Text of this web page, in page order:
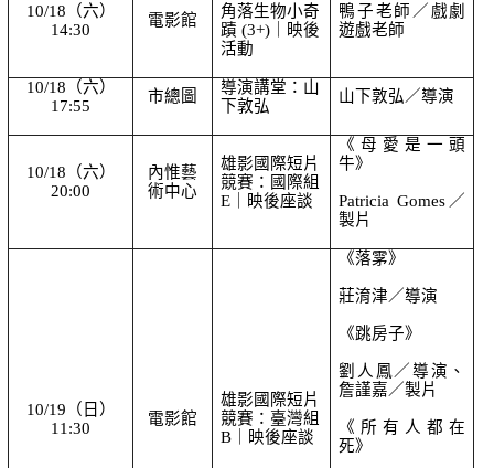
10/18（六）
14:30
電影館
角落生物小奇
蹟 (3+)｜映後
活動
鴨子老師／戲劇
遊戲老師
10/18（六）
17:55
市總圖
導演講堂：山
下敦弘
山下敦弘／導演
10/18（六）
20:00
內惟藝
術中心
雄影國際短片
競賽：國際組
E｜映後座談
《母愛是一頭
牛》
Patricia Gomes／
製片
10/19（日）
11:30
電影館
雄影國際短片
競賽：臺灣組
B｜映後座談
《落雺》
莊淯津／導演
《跳房子》
劉人鳳／導演、
詹謹嘉／製片
《所有人都在
死》